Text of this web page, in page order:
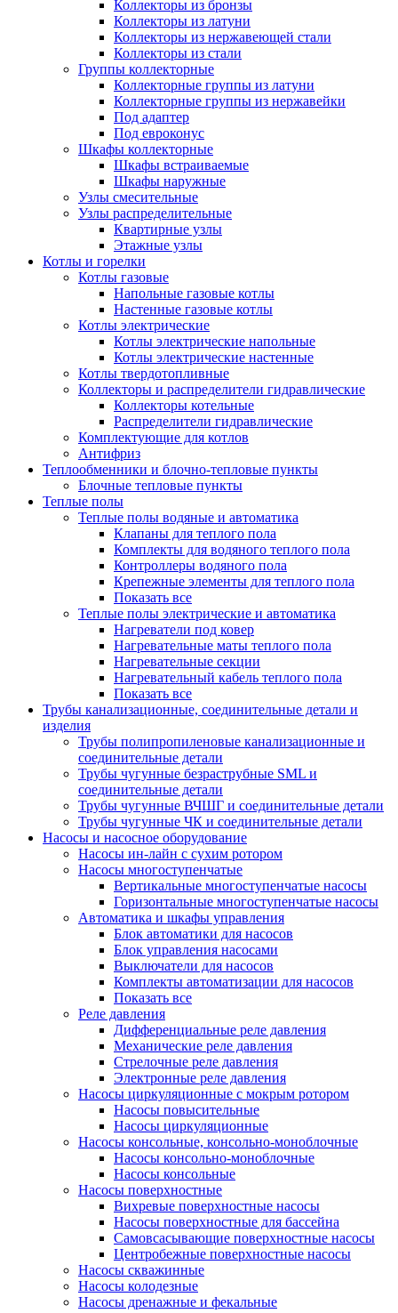
Коллекторы из бронзы
Коллекторы из латуни
Коллекторы из нержавеющей стали
Коллекторы из стали
Группы коллекторные
Коллекторные группы из латуни
Коллекторные группы из нержавейки
Под адаптер
Под евроконус
Шкафы коллекторные
Шкафы встраиваемые
Шкафы наружные
Узлы смесительные
Узлы распределительные
Квартирные узлы
Этажные узлы
Котлы и горелки
Котлы газовые
Напольные газовые котлы
Настенные газовые котлы
Котлы электрические
Котлы электрические напольные
Котлы электрические настенные
Котлы твердотопливные
Коллекторы и распределители гидравлические
Коллекторы котельные
Распределители гидравлические
Комплектующие для котлов
Антифриз
Теплообменники и блочно-тепловые пункты
Блочные тепловые пункты
Теплые полы
Теплые полы водяные и автоматика
Клапаны для теплого пола
Комплекты для водяного теплого пола
Контроллеры водяного пола
Крепежные элементы для теплого пола
Показать все
Теплые полы электрические и автоматика
Нагреватели под ковер
Нагревательные маты теплого пола
Нагревательные секции
Нагревательный кабель теплого пола
Показать все
Трубы канализационные, соединительные детали и
изделия
Трубы полипропиленовые канализационные и
соединительные детали
Трубы чугунные безраструбные SML и
соединительные детали
Трубы чугунные ВЧШГ и соединительные детали
Трубы чугунные ЧК и соединительные детали
Насосы и насосное оборудование
Насосы ин-лайн с сухим ротором
Насосы многоступенчатые
Вертикальные многоступенчатые насосы
Горизонтальные многоступенчатые насосы
Автоматика и шкафы управления
Блок автоматики для насосов
Блок управления насосами
Выключатели для насосов
Комплекты автоматизации для насосов
Показать все
Реле давления
Дифференциальные реле давления
Механические реле давления
Стрелочные реле давления
Электронные реле давления
Насосы циркуляционные с мокрым ротором
Насосы повысительные
Насосы циркуляционные
Насосы консольные, консольно-моноблочные
Насосы консольно-моноблочные
Насосы консольные
Насосы поверхностные
Вихревые поверхностные насосы
Насосы поверхностные для бассейна
Самовсасывающие поверхностные насосы
Центробежные поверхностные насосы
Насосы скважинные
Насосы колодезные
Насосы дренажные и фекальные